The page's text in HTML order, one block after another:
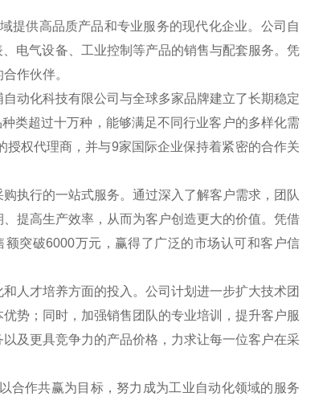
提供高品质产品和专业服务的现代化企业。公司自
电气设备、工业控制等产品的销售与配套服务。凭
作伙伴。
动化科技有限公司与全球多家品牌建立了长期稳定
类超过十万种，能够满足不同行业客户的多样化需
权代理商，并与9家国际企业保持着紧密的合作关
执行的一站式服务。通过深入了解客户需求，团队
提高生产效率，从而为客户创造更大的价值。凭借
突破6000万元，赢得了广泛的市场认可和客户信
人才培养方面的投入。公司计划进一步扩大技术团
势；同时，加强销售团队的专业培训，提升客户服
及更具竞争力的产品价格，力求让每一位客户在采
合作共赢为目标，努力成为工业自动化领域的服务